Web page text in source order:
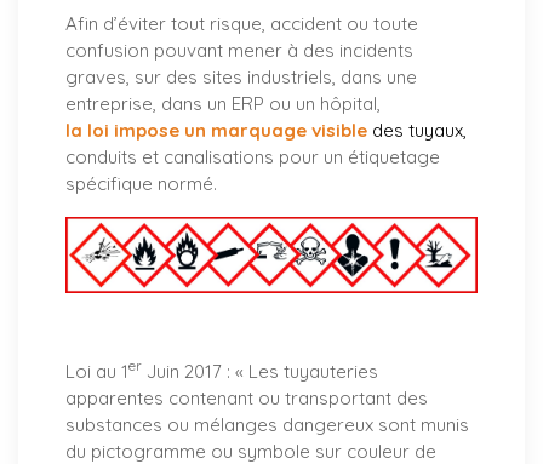
Afin d’éviter tout risque, accident ou toute
confusion pouvant mener à des incidents
graves, sur des sites industriels, dans une
entreprise, dans un ERP ou un hôpital,
la loi impose un marquage visible des tuyaux,
conduits et canalisations pour un étiquetage
spécifique normé.
Loi au 1er Juin 2017 : « Les tuyauteries
apparentes contenant ou transportant des
substances ou mélanges dangereux sont munis
du pictogramme ou symbole sur couleur de